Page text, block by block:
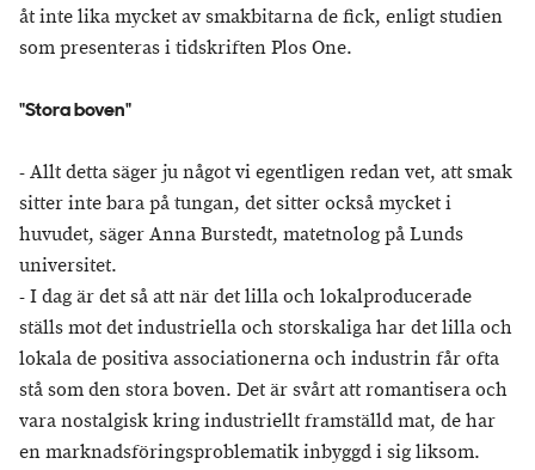
åt inte lika mycket av smakbitarna de fick, enligt studien
som presenteras i tidskriften Plos One.
"Stora boven"
- Allt detta säger ju något vi egentligen redan vet, att smak
sitter inte bara på tungan, det sitter också mycket i
huvudet, säger Anna Burstedt, matetnolog på Lunds
universitet.
- I dag är det så att när det lilla och lokalproducerade
ställs mot det industriella och storskaliga har det lilla och
lokala de positiva associationerna och industrin får ofta
stå som den stora boven. Det är svårt att romantisera och
vara nostalgisk kring industriellt framställd mat, de har
en marknadsföringsproblematik inbyggd i sig liksom.